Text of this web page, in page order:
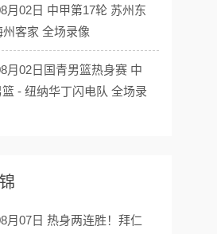
月02日 中甲第17轮 苏州东
客家 全场录像
月02日国青男篮热身赛 中
篮 - 纽纳华丁闪电队 全场录
月07日 热身两连胜！拜仁